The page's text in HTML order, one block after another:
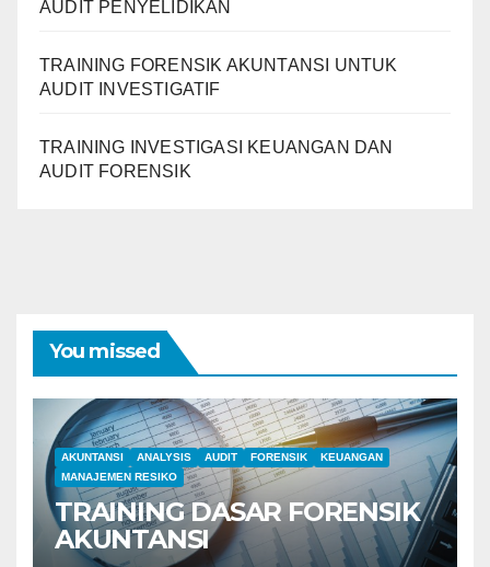
AUDIT PENYELIDIKAN
TRAINING FORENSIK AKUNTANSI UNTUK
AUDIT INVESTIGATIF
TRAINING INVESTIGASI KEUANGAN DAN
AUDIT FORENSIK
You missed
AKUNTANSI ANALYSIS AUDIT FORENSIK
KEUANGAN
MANAJEMEN RESIKO
TRAINING DASAR FORENSIK
AKUNTANSI